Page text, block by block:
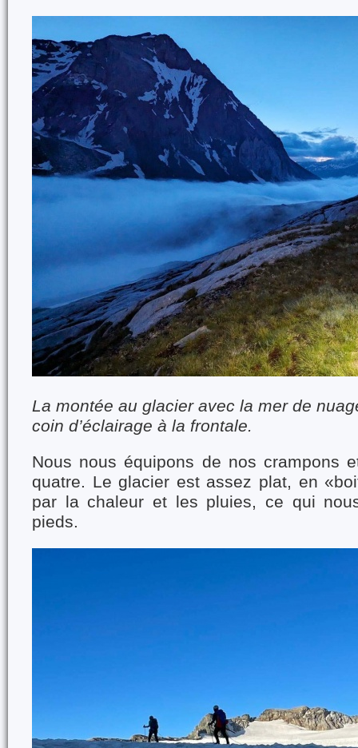
La montée au glacier avec la mer de
coin d’éclairage à la frontale.
Nous nous équipons de nos crampons
quatre. Le glacier est assez plat, en
par la chaleur et les pluies, ce qui
pieds.